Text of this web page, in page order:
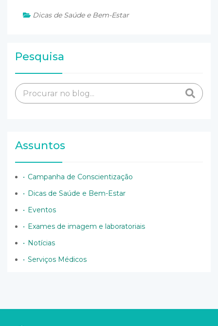
Dicas de Saúde e Bem-Estar
Pesquisa
Assuntos
Campanha de Conscientização
Dicas de Saúde e Bem-Estar
Eventos
Exames de imagem e laboratoriais
Notícias
Serviços Médicos